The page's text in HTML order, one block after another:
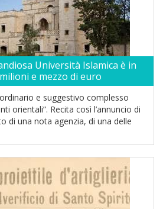
Università Islamica è in
e mezzo di euro
e suggestivo complesso
orientali”. Recita così l’annuncio di
di una nota agenzia, di una delle